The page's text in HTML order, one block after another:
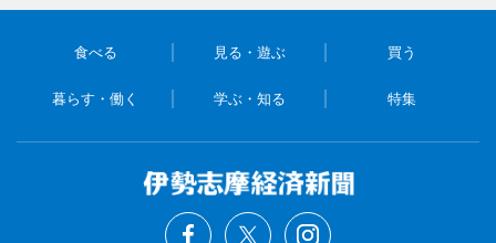
食べる 見る・遊ぶ 買う
暮らす・働く 学ぶ・知る 特集